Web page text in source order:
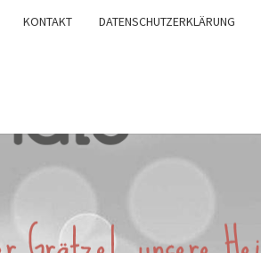
KONTAKT DATENSCHUTZERKLÄRUNG